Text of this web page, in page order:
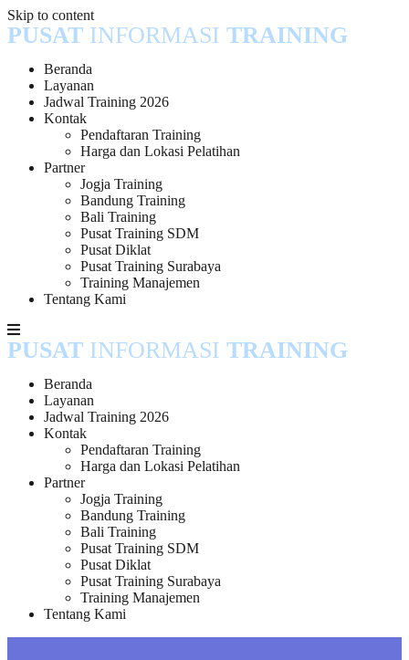
Skip to content
PUSAT INFORMASI TRAINING
Beranda
Layanan
Jadwal Training 2026
Kontak
Pendaftaran Training
Harga dan Lokasi Pelatihan
Partner
Jogja Training
Bandung Training
Bali Training
Pusat Training SDM
Pusat Diklat
Pusat Training Surabaya
Training Manajemen
Tentang Kami
PUSAT INFORMASI TRAINING
Beranda
Layanan
Jadwal Training 2026
Kontak
Pendaftaran Training
Harga dan Lokasi Pelatihan
Partner
Jogja Training
Bandung Training
Bali Training
Pusat Training SDM
Pusat Diklat
Pusat Training Surabaya
Training Manajemen
Tentang Kami